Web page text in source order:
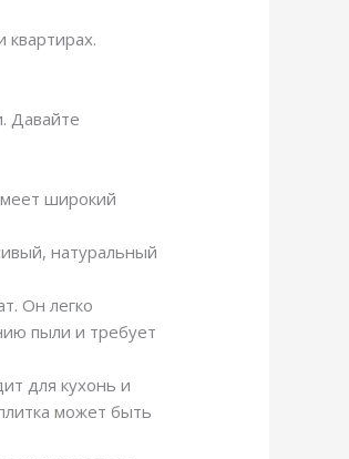
Давайте
широкий
натуральный
Он легко
пыли и требует
для кухонь и
может быть